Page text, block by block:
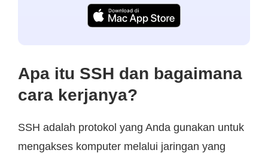
Apa itu SSH dan bagaimana
cara kerjanya?
SSH adalah protokol yang Anda gunakan untuk
mengakses komputer melalui jaringan yang